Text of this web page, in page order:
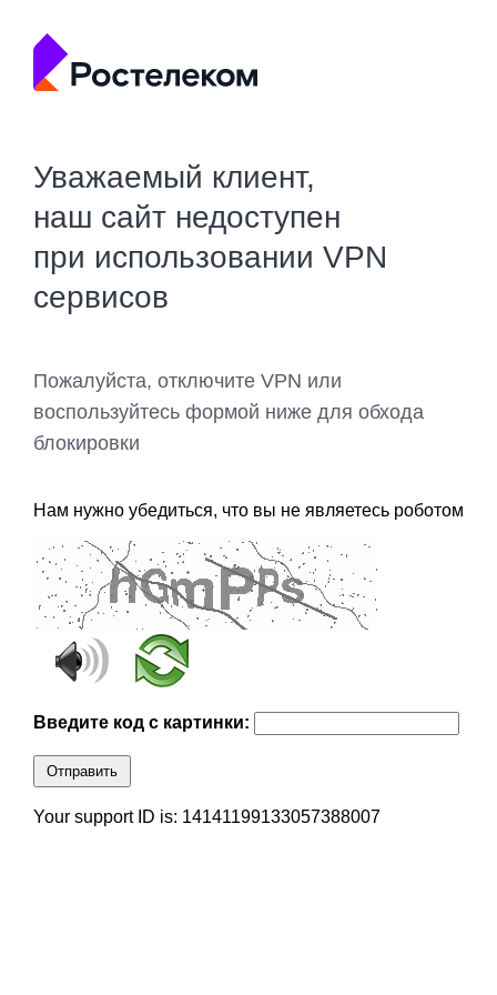
Уважаемый клиент,
наш сайт недоступен
при использовании VPN
сервисов
Пожалуйста, отключите VPN или
воспользуйтесь формой ниже для обхода
блокировки
Нам нужно убедиться, что вы не являетесь роботом
Введите код с картинки:
Отправить
Your support ID is: 14141199133057388007